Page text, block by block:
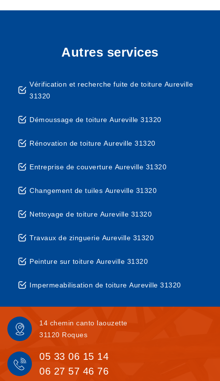
Autres services
Vérification et recherche fuite de toiture Aureville
31320
Démoussage de toiture Aureville 31320
Rénovation de toiture Aureville 31320
Entreprise de couverture Aureville 31320
Changement de tuiles Aureville 31320
Nettoyage de toiture Aureville 31320
Travaux de zinguerie Aureville 31320
Peinture sur toiture Aureville 31320
Impermeabilisation de toiture Aureville 31320
14 chemin canto laouzette
31120 Roques
05 33 06 15 14
06 27 57 46 76